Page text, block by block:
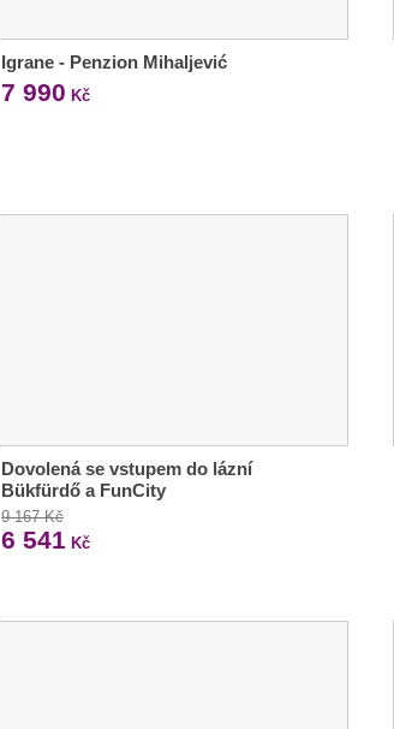
Igrane - Penzion Mihaljević
7 990 Kč
Dovolená se vstupem do lázní
Bükfürdő a FunCity
9 167 Kč
6 541 Kč